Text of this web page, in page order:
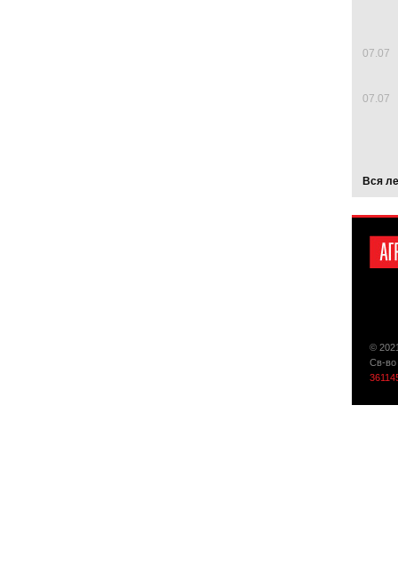
07.07
07.07
Вся
©
Св-во